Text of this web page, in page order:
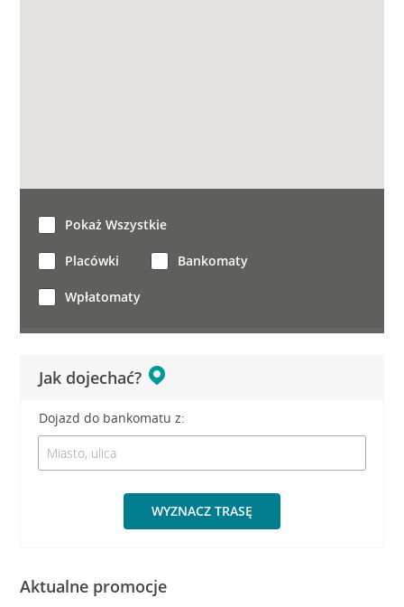
Jak dojechać?
Dojazd do bankomatu z:
WYZNACZ TRASĘ
Pokaż Wszystkie
Placówki Bankomaty
Wpłatomaty
Aktualne promocje